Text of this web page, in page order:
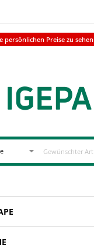
Preise zu sehen.